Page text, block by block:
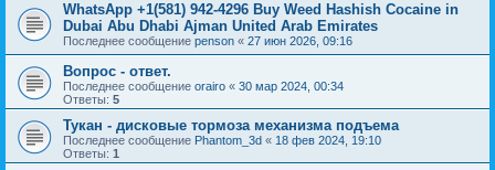
WhatsApp +1(581) 942-4296 Buy Weed Hashish Cocaine in
Dubai Abu Dhabi Ajman United Arab Emirates
Последнее сообщение penson « 27 июн 2026, 09:16
Вопрос - ответ.
Последнее сообщение orairo « 30 мар 2024, 00:34
Ответы: 5
Тукан - дисковые тормоза механизма подъема
Последнее сообщение Phantom_3d « 18 фев 2024, 19:10
Ответы: 1